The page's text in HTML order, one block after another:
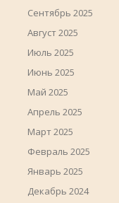
Сентябрь 2025
Август 2025
Июль 2025
Июнь 2025
Май 2025
Апрель 2025
Март 2025
Февраль 2025
Январь 2025
Декабрь 2024